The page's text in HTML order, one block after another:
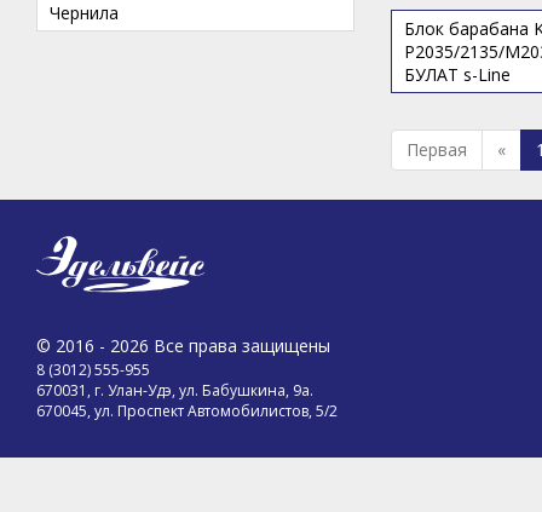
Чернила
Блок барабана
P2035/2135/
БУЛАТ s-Line
Первая «
© 2016 - 2026 Все права защищены
8 (3012) 555-955
670031, г. Улан-Удэ, ул. Бабушкина, 9а.
670045, ул. Проспект Автомобилистов, 5/2